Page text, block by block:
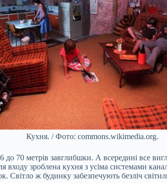
Кухня. / Фото: commons.wikimedia.org.
70 метрів завглибшки. А всередині все
зроблена кухня з усіма системами
Світло ж будинку забезпечують безліч